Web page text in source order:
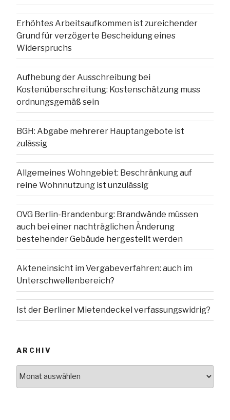
Erhöhtes Arbeitsaufkommen ist zureichender
Grund für verzögerte Bescheidung eines
Widerspruchs
Aufhebung der Ausschreibung bei
Kostenüberschreitung: Kostenschätzung muss
ordnungsgemäß sein
BGH: Abgabe mehrerer Hauptangebote ist
zulässig
Allgemeines Wohngebiet: Beschränkung auf
reine Wohnnutzung ist unzulässig
OVG Berlin-Brandenburg: Brandwände müssen
auch bei einer nachträglichen Änderung
bestehender Gebäude hergestellt werden
Akteneinsicht im Vergabeverfahren: auch im
Unterschwellenbereich?
Ist der Berliner Mietendeckel verfassungswidrig?
ARCHIV